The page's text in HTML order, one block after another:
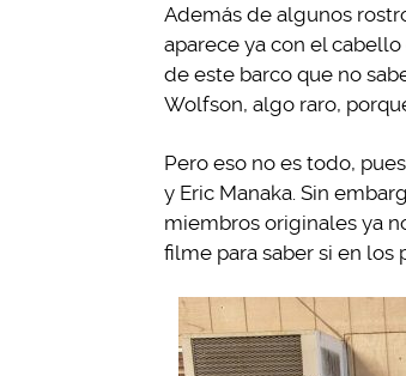
Además de algunos
aparece ya con el
de este barco que no
Wolfson, algo raro,
Pero eso no es todo,
y Eric Manaka. Sin
miembros originales ya
filme para saber si en los